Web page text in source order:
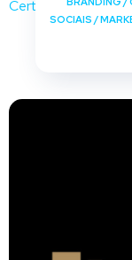
SOCIAIS /